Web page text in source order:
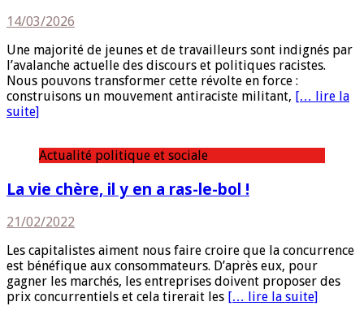
14/03/2026
Une majorité de jeunes et de travailleurs sont indignés par
l’avalanche actuelle des discours et politiques racistes.
Nous pouvons transformer cette révolte en force :
construisons un mouvement antiraciste militant, [… lire la
suite]
Actualité politique et sociale
La vie chère, il y en a ras-le-bol !
21/02/2022
Les capitalistes aiment nous faire croire que la concurrence
est bénéfique aux consommateurs. D’après eux, pour
gagner les marchés, les entreprises doivent proposer des
prix concurrentiels et cela tirerait les [… lire la suite]